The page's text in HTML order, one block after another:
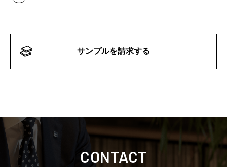
サンプルを請求する
CONTACT